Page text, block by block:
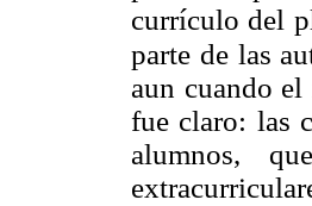
currículo del
parte de las
aun cuando
fue claro: las
alumnos,